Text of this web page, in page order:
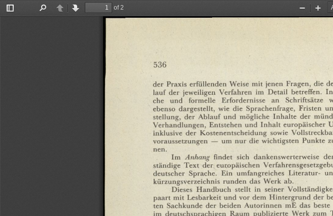
Toggle
PreviousNext
of 2
Zoom
536
der Praxis erfüllenden Weise mit jenen Fragen, die
lauf der jeweiligen Verfahren im Detail betreffen.
che
und formelle Erfordernisse an Schriftsätze
ebenso dargestellt, wie die Sprachenfrage, Fristen
stellung, der Ablauf und mögliche Inhalte der
Verhandlungen, Entstehen und Inhalt europäischer
inklusive der Kostenentscheidung sowie
voraussetzungen — um nur die wichtigsten Punkte
nen.
Im Anhang findet sich dankenswerterweise
ständige Text der europäischen
deutscher Sprache. Ein umfangreiches Literatur-
kürzungsverzeichnis runden das Werk ab.
Dieses Handbuch stellt in seiner
paart mit Lesbarkeit und vor dem Hintergrund der
ten Sachkunde der beiden Autorinnen mE das beste
im deutschsprachigen Raum publizierte Werk zum